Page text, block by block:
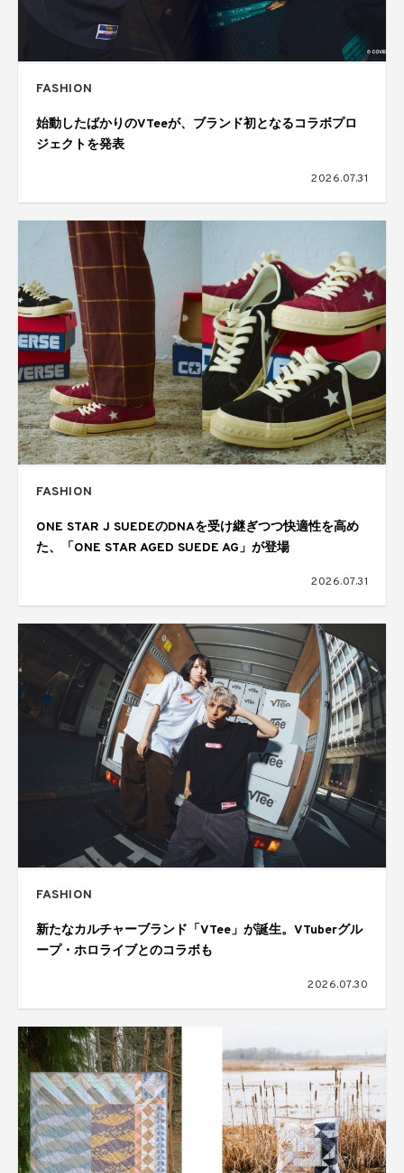
FASHION
始動したばかりのVTeeが、ブランド初となるコラボプロ
ジェクトを発表
2026.07.31
FASHION
ONE STAR J SUEDEのDNAを受け継ぎつつ快適性を高め
た、「ONE STAR AGED SUEDE AG」が登場
2026.07.31
FASHION
新たなカルチャーブランド「VTee」が誕生。VTuberグル
ープ・ホロライブとのコラボも
2026.07.30